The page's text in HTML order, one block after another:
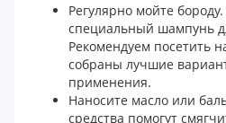
Регулярно мойте
специальный шампунь
Рекомендуем посетить
собраны лучшие
применения.
Наносите масло или
средства помогут